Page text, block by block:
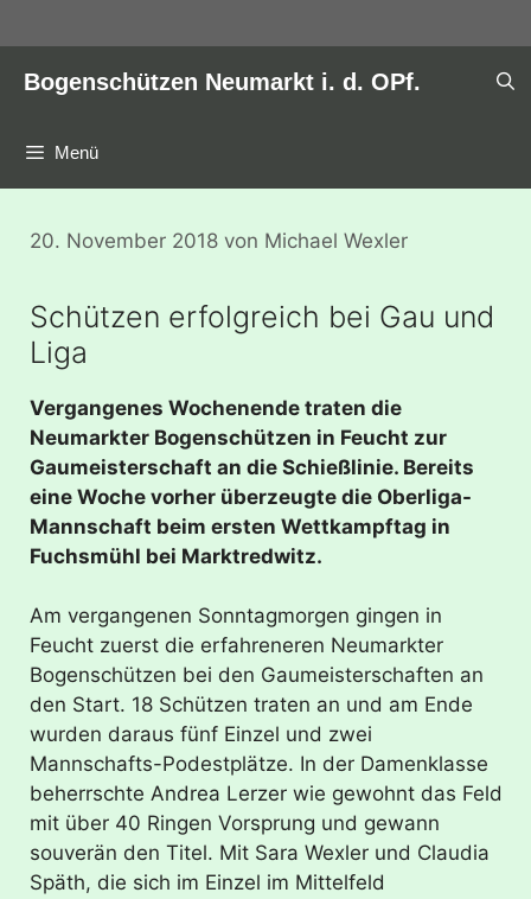
Inhalt
springen
Bogenschützen Neumarkt i. d. OPf.
Menü
20. November 2018 von Michael Wexler
Schützen erfolgreich bei Gau und
Liga
Vergangenes Wochenende traten die
Neumarkter Bogenschützen in Feucht zur
Gaumeisterschaft an die Schießlinie. Bereits
eine Woche vorher überzeugte die Oberliga-
Mannschaft beim ersten Wettkampftag in
Fuchsmühl bei Marktredwitz.
Am vergangenen Sonntagmorgen gingen in
Feucht zuerst die erfahreneren Neumarkter
Bogenschützen bei den Gaumeisterschaften an
den Start. 18 Schützen traten an und am Ende
wurden daraus fünf Einzel und zwei
Mannschafts-Podestplätze. In der Damenklasse
beherrschte Andrea Lerzer wie gewohnt das Feld
mit über 40 Ringen Vorsprung und gewann
souverän den Titel. Mit Sara Wexler und Claudia
Späth, die sich im Einzel im Mittelfeld